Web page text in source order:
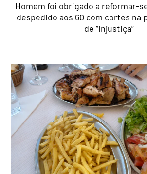
Homem foi obrigado a reformar-
despedido aos 60 com cortes na
de “injustiça”